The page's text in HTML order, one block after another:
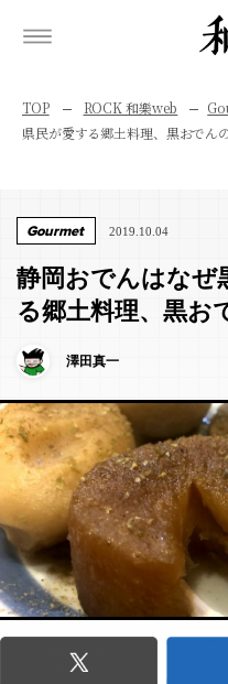
TOP ROCK 和樂web
県民が愛する郷土料理、黒おでん
Gourmet 2019.10.04
静岡おでんはなぜ
る郷土料理、黒お
澤田真一